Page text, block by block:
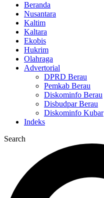
Beranda
Nusantara
Kaltim
Kaltara
Ekobis
Hukrim
Olahraga
Advertorial
DPRD Berau
Pemkab Berau
Diskominfo Berau
Disbudpar Berau
Diskominfo Kubar
Indeks
Search